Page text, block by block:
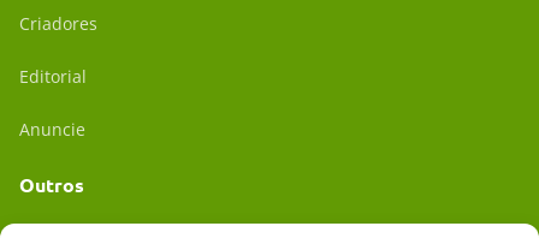
Criadores
Editorial
Anuncie
Outros